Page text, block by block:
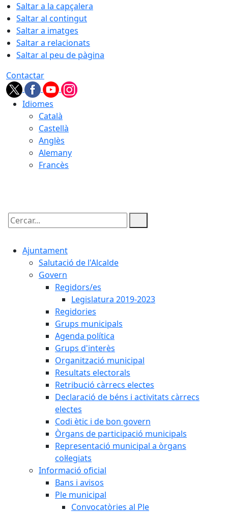
Saltar a la capçalera
Saltar al contingut
Saltar a imatges
Saltar a relacionats
Saltar al peu de pàgina
Contactar
Idiomes
Català
Castellà
Anglès
Alemany
Francès
Cercar:
Ajuntament
Salutació de l'Alcalde
Govern
Regidors/es
Legislatura 2019-2023
Regidories
Grups municipals
Agenda política
Grups d'interès
Organització municipal
Resultats electorals
Retribució càrrecs electes
Declaració de béns i activitats càrrecs
electes
Codi ètic i de bon govern
Òrgans de participació municipals
Representació municipal a òrgans
col·legiats
Informació oficial
Bans i avisos
Ple municipal
Convocatòries al Ple